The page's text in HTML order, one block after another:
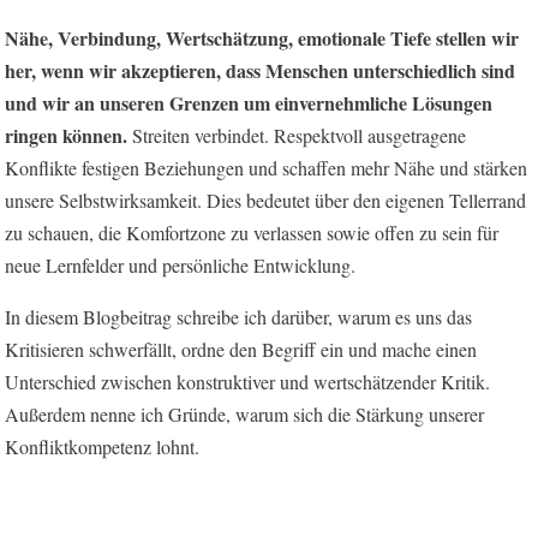
Nähe, Verbindung, Wertschätzung, emotionale Tiefe stellen wir
her, wenn wir akzeptieren, dass Menschen unterschiedlich sind
und wir an unseren Grenzen um einvernehmliche Lösungen
ringen können.Streiten verbindet. Respektvoll ausgetragene
Konflikte festigen Beziehungen und schaffen mehr Nähe und stärken
unsere Selbstwirksamkeit. Dies bedeutet über den eigenen Tellerrand
zu schauen, die Komfortzone zu verlassen sowie offen zu sein für
neue Lernfelder und persönliche Entwicklung.
In diesem Blogbeitrag schreibe ich darüber, warum es uns das
Kritisieren schwerfällt, ordne den Begriff ein und mache einen
Unterschied zwischen konstruktiver und wertschätzender Kritik.
Außerdem nenne ich Gründe, warum sich die Stärkung unserer
Konfliktkompetenz lohnt.